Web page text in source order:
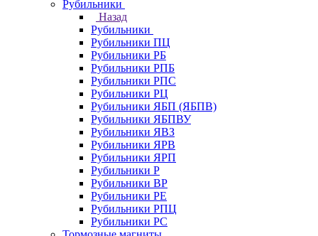
Рубильники
Назад
Рубильники
Рубильники ПЦ
Рубильники РБ
Рубильники РПБ
Рубильники РПС
Рубильники РЦ
Рубильники ЯБП (ЯБПВ)
Рубильники ЯБПВУ
Рубильники ЯВЗ
Рубильники ЯРВ
Рубильники ЯРП
Рубильники Р
Рубильники ВР
Рубильники РЕ
Рубильники РПЦ
Рубильники РС